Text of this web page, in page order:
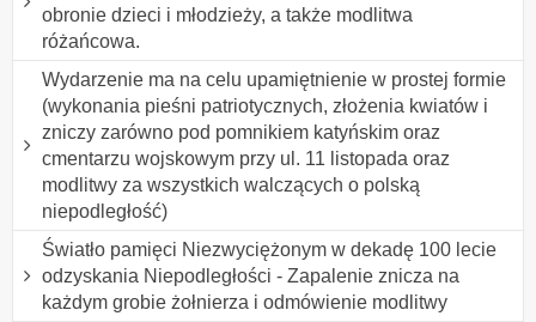
obronie dzieci i młodzieży, a także modlitwa
różańcowa.
Wydarzenie ma na celu upamiętnienie w prostej formie
(wykonania pieśni patriotycznych, złożenia kwiatów i
zniczy zarówno pod pomnikiem katyńskim oraz
cmentarzu wojskowym przy ul. 11 listopada oraz
modlitwy za wszystkich walczących o polską
niepodległość)
Światło pamięci Niezwyciężonym w dekadę 100 lecie
odzyskania Niepodległości - Zapalenie znicza na
każdym grobie żołnierza i odmówienie modlitwy